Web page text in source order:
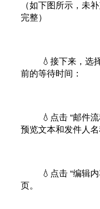
（如下图所示，未
完整）
💧 接下来，选
前的等待时间：
💧 点击 “邮件
预览文本和发件人
💧点击 “编辑
页。